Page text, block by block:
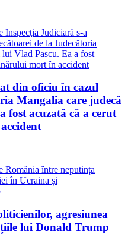
din oficiu în cazul
Mangalia care judecă
fost acuzată că a cerut
agresiunea
lui Donald Trump